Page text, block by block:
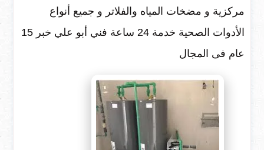
مركزية و مضخات المياه والفلاتر و جميع أنواع
الأدوات الصحية خدمة 24 ساعة فني أبو علي خبر 15
عام فى المجال